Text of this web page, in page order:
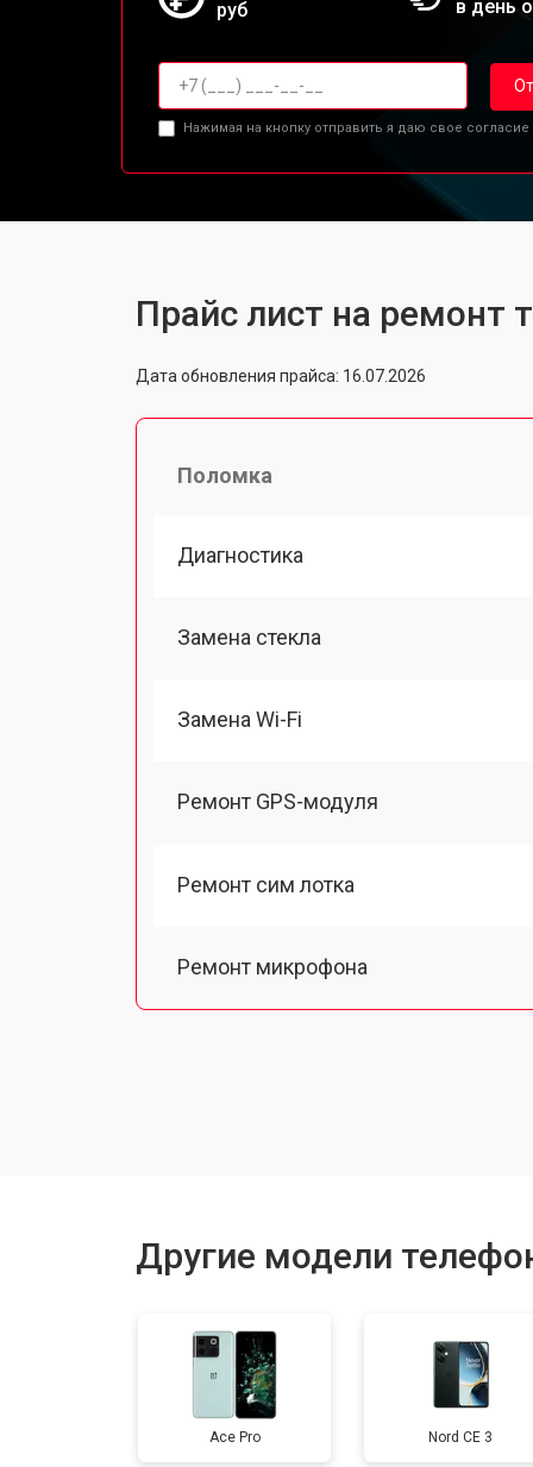
руб
в день
Нажимая на кнопку отправить я даю свое согласие
Прайс лист на ремонт
Дата обновления прайса: 16.07.2026
Поломка
Диагностика
Замена стекла
Замена Wi-Fi
Ремонт GPS-модуля
Ремонт сим лотка
Ремонт микрофона
Замена задней крышки
Замена дисплея (экрана)
Другие модели
Ace Pro Nord CE 3